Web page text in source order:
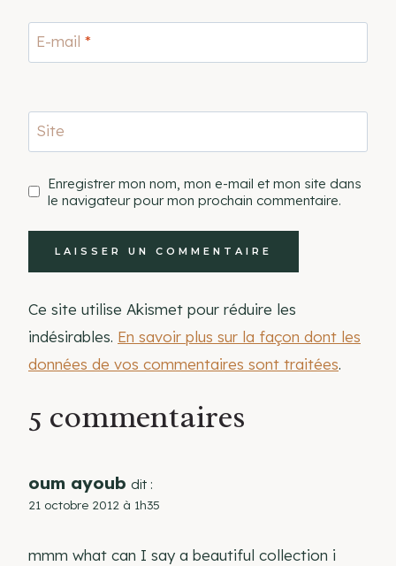
E-mail *
Site
Enregistrer mon nom, mon e-mail et mon site dans
le navigateur pour mon prochain commentaire.
Ce site utilise Akismet pour réduire les
indésirables. En savoir plus sur la façon dont les
données de vos commentaires sont traitées.
5 commentaires
oum ayoub dit :
21 octobre 2012 à 1h35
mmm what can I say a beautiful collection i